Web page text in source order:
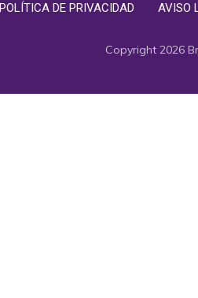
POLÍTICA DE PRIVACIDAD AVISO
Copyright 2026